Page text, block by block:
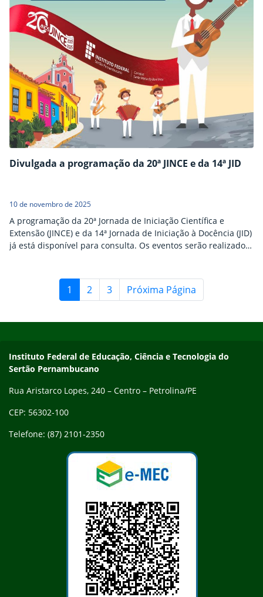
Divulgada a programação da 20ª JINCE e da 14ª JID
10 de novembro de 2025
A programação da 20ª Jornada de Iniciação Científica e
Extensão (JINCE) e da 14ª Jornada de Iniciação à Docência (JID)
já está disponível para consulta. Os eventos serão realizados
Empreendedorismo terão como tema “Maré…
1 2 3 Próxima Página
Endereço
Instituto Federal de Educação, Ciência e Tecnologia do
Sertão Pernambucano
Rua Aristarco Lopes, 240 – Centro – Petrolina/PE
CEP: 56302-100
Telefone: (87) 2101-2350